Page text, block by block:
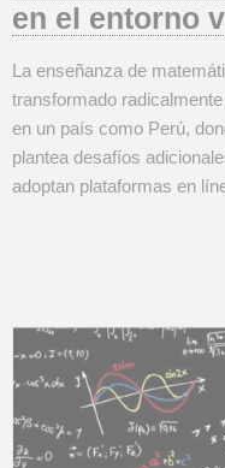
en el entorno
La enseñanza de
transformado
en un país como Perú,
plantea desafíos
adoptan plataformas en
tecnológicas que